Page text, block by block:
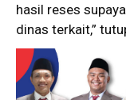
hasil reses
dinas terkait,”